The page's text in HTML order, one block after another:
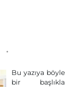
Bu yazıya böyle
bir başlıkla